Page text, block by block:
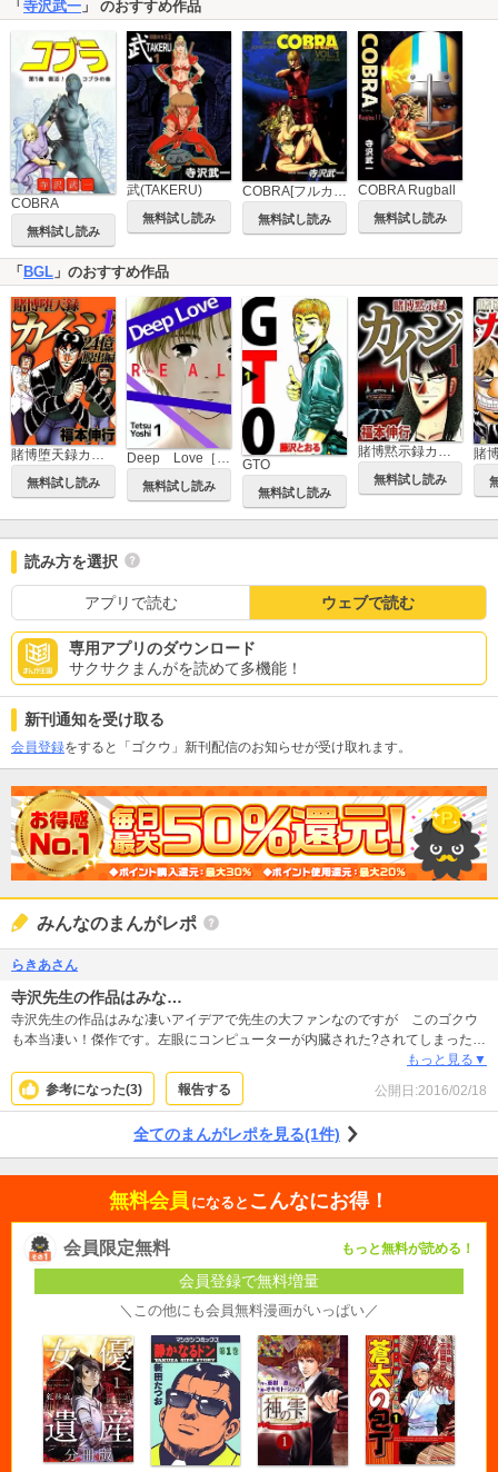
「 寺沢武一 」 のおすすめ作品
COBRA
無料試し読み
武(TAKERU)
無料試し読み
COBRA[フルカラー版]
無料試し読み
COBRA Rugball
無料試し読み
「BGL 」のおすすめ作品
無料試し読み 無料試し読み
GTO
無料試し読み
賭博黙示録カイジ
無料試し読み
読み方を選択
アプリで読む ウェブで読む
専用アプリのダウンロード
サクサクまんがを読めて多機能！
新刊通知を受け取る
会員登録をすると「ゴクウ」新刊配信のお知らせが受け取れます。
みんなのまんがレポ
らきあさん
寺沢先生の作品はみな…
寺沢先生の作品はみな凄いアイデアで先生の大ファンなのですが このゴクウ
も本当凄い！傑作です。左眼にコンピューターが内臓された?されてしまった主
人公が悪人達と対決する。 ハイテク如意棒―がビルよりも伸びる！ アイデア満
載ですし 先生の描く女性は美しく魅力的です。 男性も格好良く魅力的です。
主人公の語る台詞がなんともお洒落で先生のセンスの良さが光ります。 続編が
もっと見る▼
参考になった(3) 報告する 公開日:2016/02/18
全てのまんがレポを見る(1件)
無料会員 になると こんなにお得！
会員限定無料 もっと無料が読める！
会員登録で無料増量
＼この他にも会員無料漫画がいっぱい／